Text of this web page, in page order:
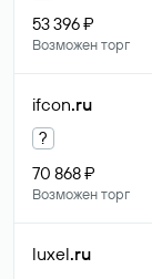
53 396 ₽
Возможен торг
ifcon.ru
?
70 868 ₽
Возможен торг
luxel.ru